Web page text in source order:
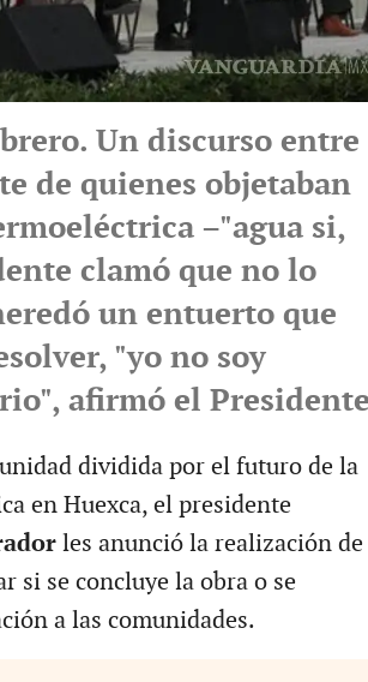
Un discurso entre
de quienes objetaban
–"agua si,
clamó que no lo
un entuerto que
"yo no soy
afirmó el Presidente
dividida por el futuro de la
en Huexca, el presidente
les anunció la realización de
si se concluye la obra o se
a las comunidades.